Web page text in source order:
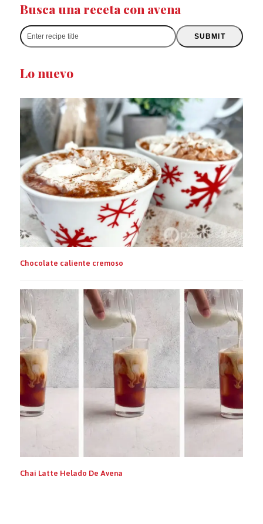
Busca una receta con avena
Enter
recipe
SUBMIT
Lo nuevo
Chocolate caliente cremoso
Chai Latte Helado De Avena